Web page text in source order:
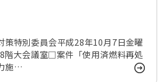
策特別委員会平成28年10月7日金曜
階大会議室□案件「使用済燃料再処
施…